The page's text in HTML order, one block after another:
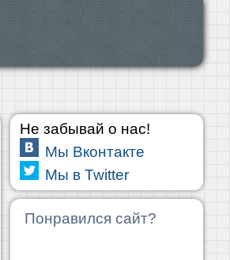
Не забывай о нас!
Мы Вконтакте
Мы в Twitter
Понравился сайт?